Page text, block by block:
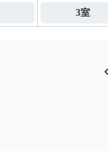
3室